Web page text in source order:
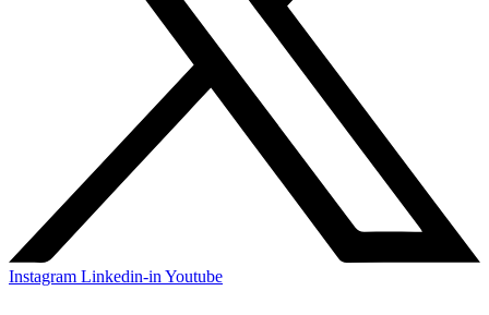
Instagram Linkedin-in Youtube